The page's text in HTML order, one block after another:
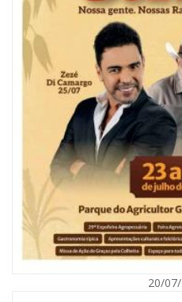
06/08/2026 | 10:04
Ação oferece testes rápidos para
sexta-feira (7)
GERAL
20/